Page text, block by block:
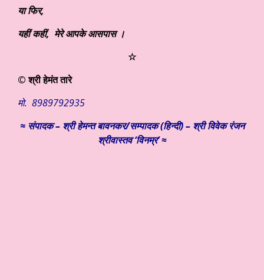
या फिर,
यहीं कहीं, मेरे आपके आसपास ।
☆
© श्री हेमंत तारे
मो. 8989792935
≈ संपादक – श्री हेमन्त बावनकर/सम्पादक (हिन्दी) – श्री विवेक रंजन
श्रीवास्तव ‘विनम्र’ ≈